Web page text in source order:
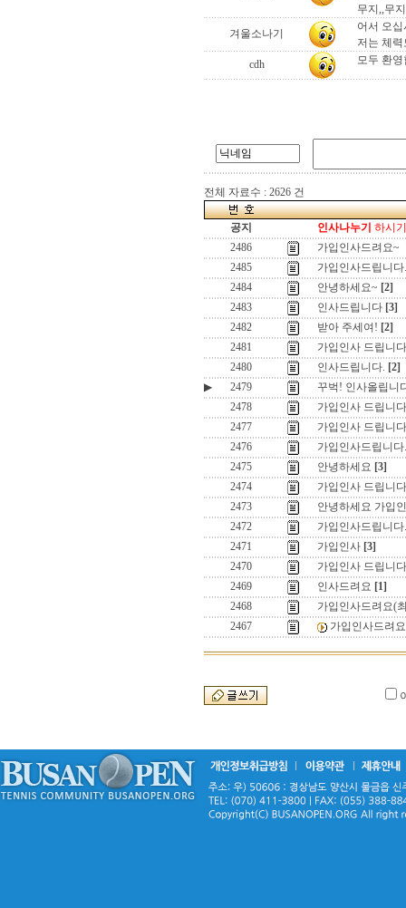
무지,,무
겨울소나기
어서 오십
저는 체
cdh
모두 환
전체 자료수 : 2626 건
공지 인사나누기 하시
2486
가입인사드려요~
2485
가입인사드립니다.
2484
안녕하세요~ [2]
2483
인사드립니다 [3]
2482
받아 주세여! [2]
2481
가입인사 드립니
2480
인사드립니다. [2]
▶
2479
꾸벅! 인사올립니
2478
가입인사 드립니다
2477
가입인사 드립니
2476
가입인사드립니다.
2475
안녕하세요 [3]
2474
가입인사 드립니다
2473
안녕하세요 가입
2472
가입인사드립니다.
2471
가입인사 [3]
2470
가입인사 드립니
2469
인사드려요 [1]
2468
가입인사드려요(
2467
가입인사드려